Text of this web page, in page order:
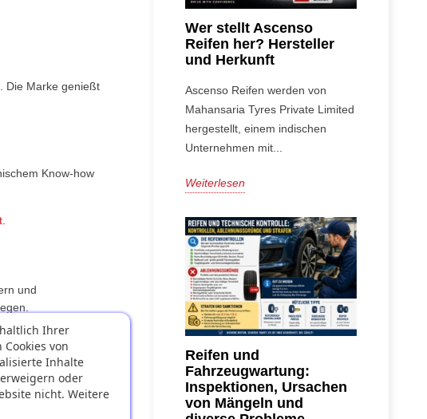
Die Marke genießt
Know-how
und
Wer stellt Ascenso
Reifen her? Hersteller
und Herkunft
Ascenso Reifen werden von
Mahansaria Tyres Private Limited
hergestellt, einem indischen
Unternehmen mit...
Weiterlesen
Reifen und
Fahrzeugwartung:
Inspektionen, Ursachen
von Mängeln und
Ihrer
von
Inhalte
oder
nicht. Weitere